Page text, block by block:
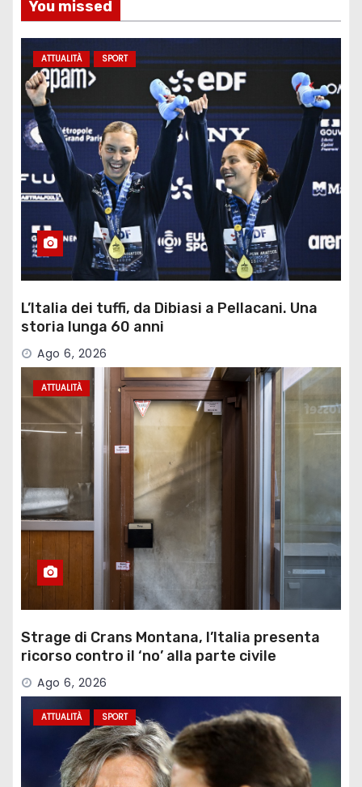
You missed
ATTUALITÀ SPORT
L’Italia dei tuffi, da Dibiasi a Pellacani. Una
storia lunga 60 anni
Ago 6, 2026
ATTUALITÀ
Strage di Crans Montana, l’Italia presenta
ricorso contro il ‘no’ alla parte civile
Ago 6, 2026
ATTUALITÀ SPORT